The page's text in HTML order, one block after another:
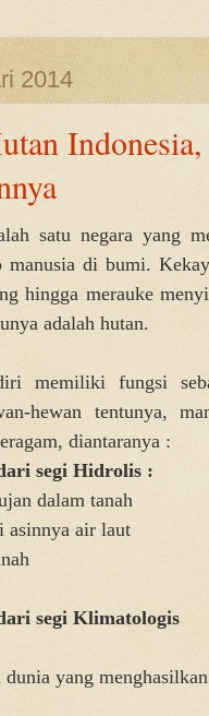
2014
satu negara yang
manusia di bumi.
hingga merauke
adalah hutan.
memiliki fungsi
hewan tentunya,
diantaranya :
segi Hidrolis :
dalam tanah
asinnya air laut
segi Klimatologis
yang